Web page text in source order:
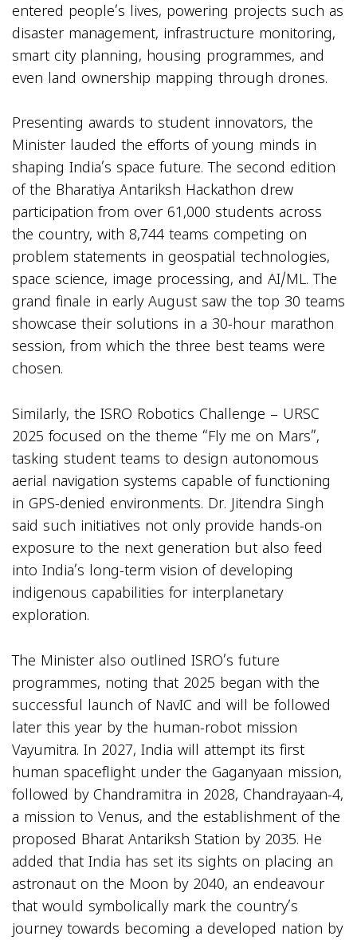
entered people’s lives, powering projects such as
disaster management, infrastructure monitoring,
smart city planning, housing programmes, and
even land ownership mapping through drones.
Presenting awards to student innovators, the
Minister lauded the efforts of young minds in
shaping India’s space future. The second edition
of the Bharatiya Antariksh Hackathon drew
participation from over 61,000 students across
the country, with 8,744 teams competing on
problem statements in geospatial technologies,
space science, image processing, and AI/ML. The
grand finale in early August saw the top 30 teams
showcase their solutions in a 30-hour marathon
session, from which the three best teams were
chosen.
Similarly, the ISRO Robotics Challenge – URSC
2025 focused on the theme “Fly me on Mars”,
tasking student teams to design autonomous
aerial navigation systems capable of functioning
in GPS-denied environments. Dr. Jitendra Singh
said such initiatives not only provide hands-on
exposure to the next generation but also feed
into India’s long-term vision of developing
indigenous capabilities for interplanetary
exploration.
The Minister also outlined ISRO’s future
programmes, noting that 2025 began with the
successful launch of NavIC and will be followed
later this year by the human-robot mission
Vayumitra. In 2027, India will attempt its first
human spaceflight under the Gaganyaan mission,
followed by Chandramitra in 2028, Chandrayaan-4,
a mission to Venus, and the establishment of the
proposed Bharat Antariksh Station by 2035. He
added that India has set its sights on placing an
astronaut on the Moon by 2040, an endeavour
that would symbolically mark the country’s
journey towards becoming a developed nation by